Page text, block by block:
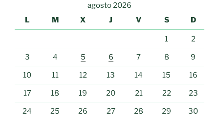
agosto 2026
L
M X J V S D
1 2
3 4 5 6 7 8 9
10 11 12 13 14 15 16
17 18 19 20 21 22 23
24 25 26 27 28 29 30